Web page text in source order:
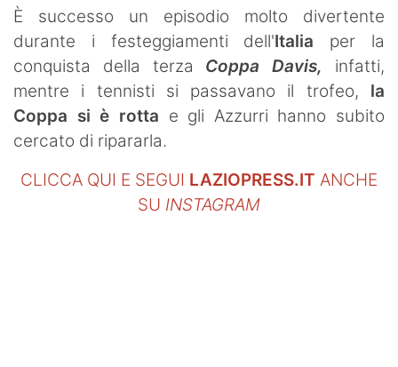
È successo un episodio molto divertente
durante i festeggiamenti dell'Italia per la
conquista della terza Coppa Davis, infatti,
mentre i tennisti si passavano il trofeo, la
Coppa si è rotta e gli Azzurri hanno subito
cercato di ripararla.
CLICCA QUI E SEGUI LAZIOPRESS.IT ANCHE
SU INSTAGRAM